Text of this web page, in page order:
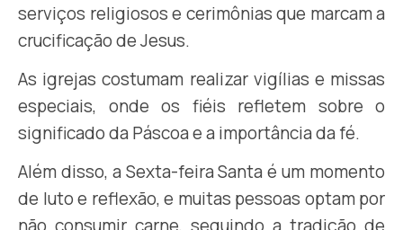
serviços religiosos e cerimônias que marcam a
crucificação de Jesus.
As igrejas costumam realizar vigílias e missas
especiais, onde os fiéis refletem sobre o
significado da Páscoa e a importância da fé.
Além disso, a Sexta-feira Santa é um momento
de luto e reflexão, e muitas pessoas optam por